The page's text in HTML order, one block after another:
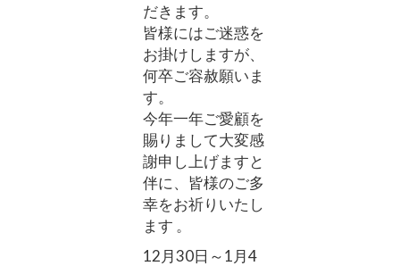
だきます。
皆様にはご迷惑を
お掛けしますが、
何卒ご容赦願いま
す。
今年一年ご愛顧を
賜りまして大変感
謝申し上げますと
伴に、皆様のご多
幸をお祈りいたし
ます 。
12月30日～1月4